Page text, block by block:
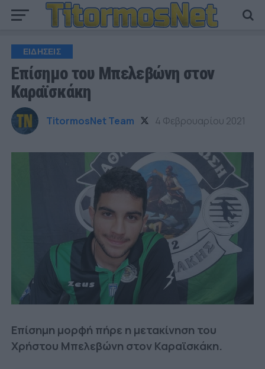
ΕΙΔΗΣΕΙΣ
Επίσημο του Μπελεβώνη στον
Καραϊσκάκη
TitormosNet Team 4 Φεβρουαρίου 2021
Επίσημη μορφή πήρε η μετακίνηση του
Χρήστου Μπελεβώνη στον Καραϊσκάκη.